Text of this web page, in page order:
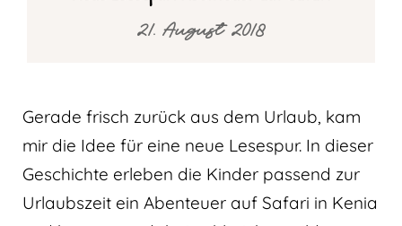
21. August 2018
Gerade frisch zurück aus dem Urlaub, kam
mir die Idee für eine neue Lesespur. In dieser
Geschichte erleben die Kinder passend zur
Urlaubszeit ein Abenteuer auf Safari in Kenia